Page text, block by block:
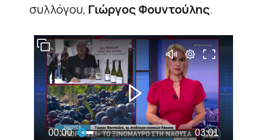
συλλόγου, Γιώργος Φουντούλης.